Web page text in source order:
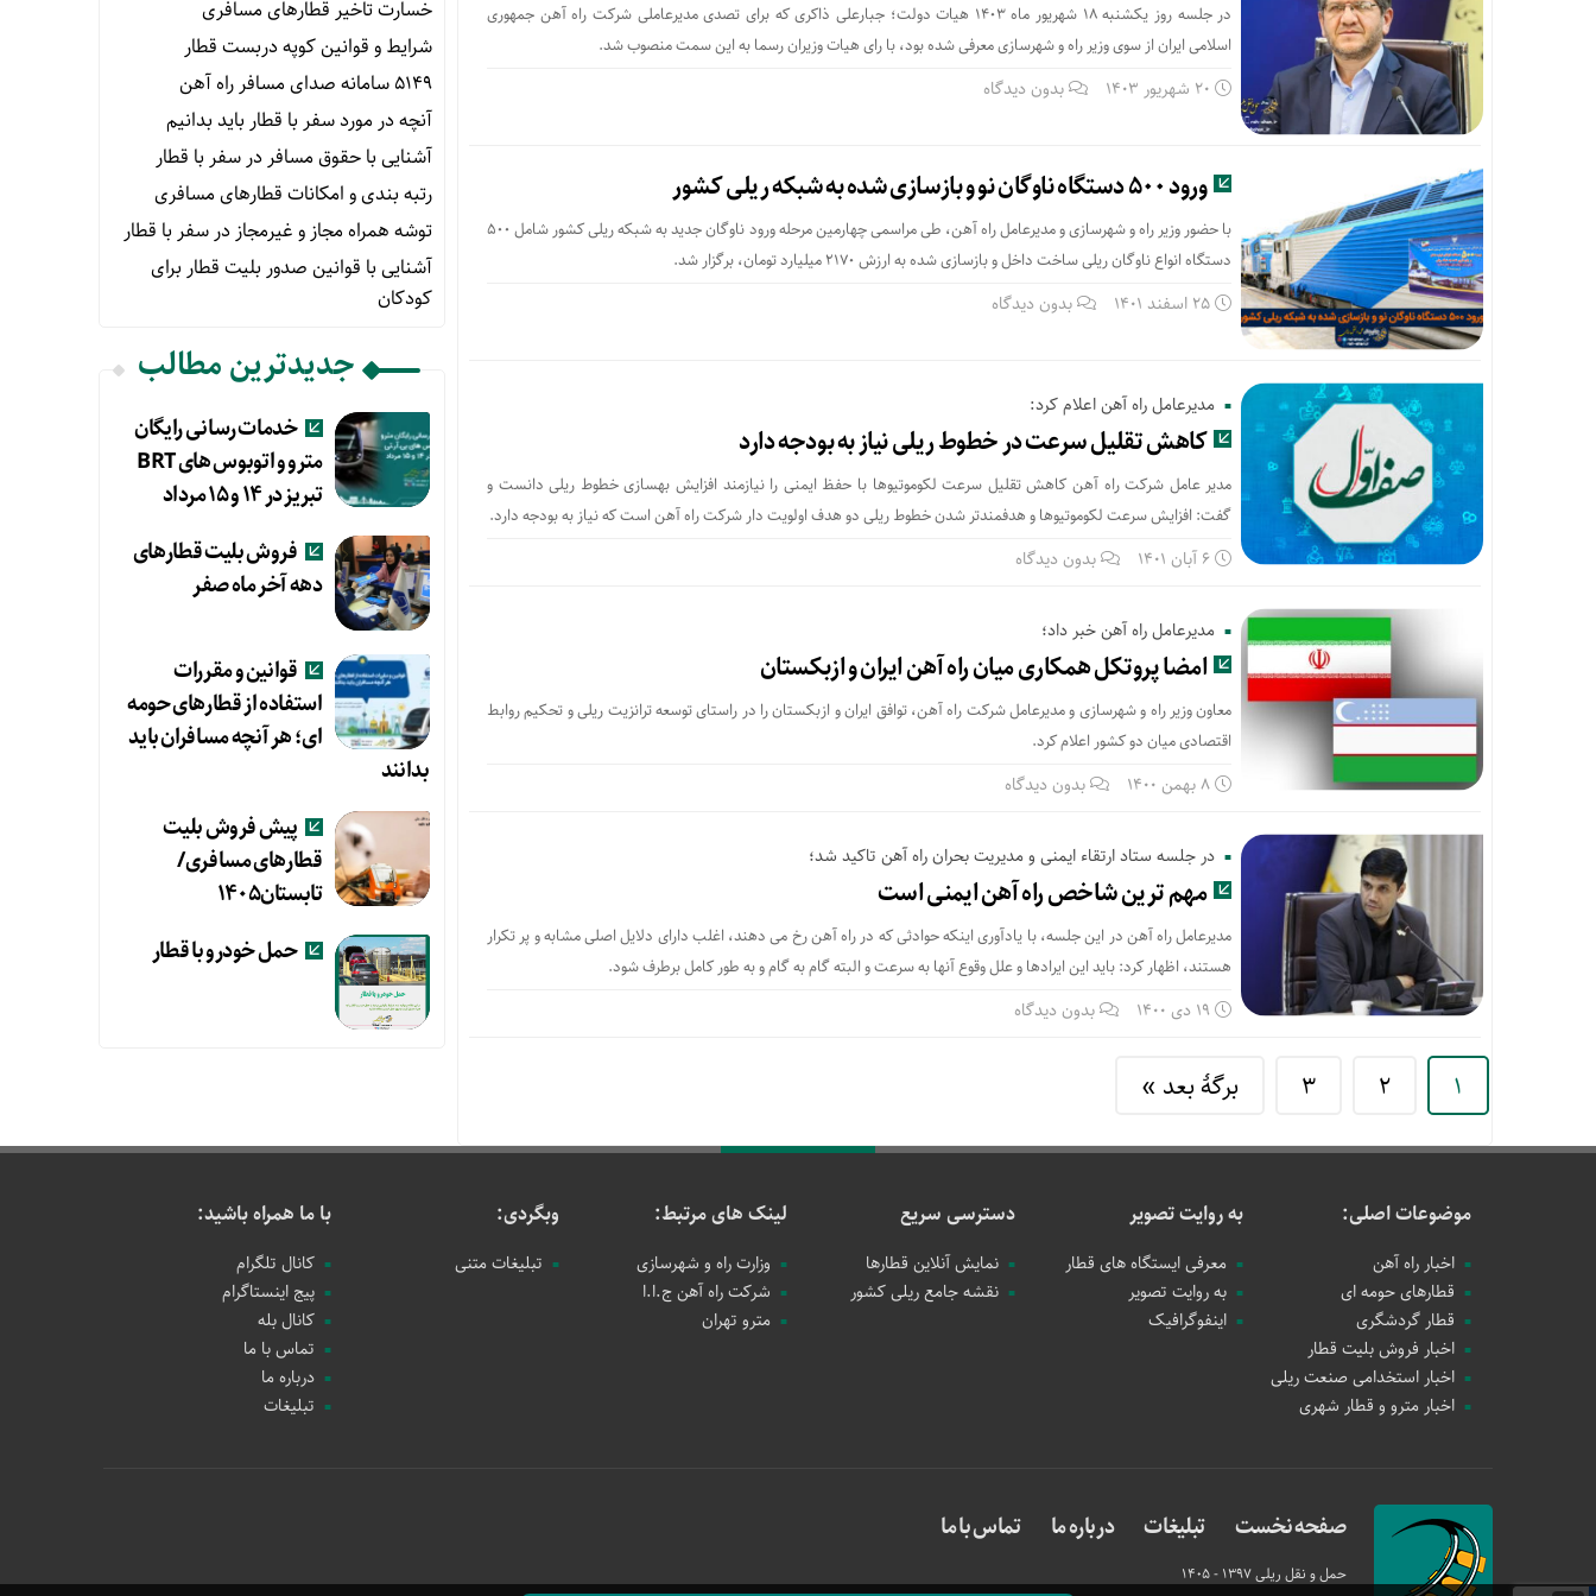
در جلسه روز یکشنبه 18 شهریور ماه 1403 هیات دولت؛ جبارعلی ذاکری که برای تصدی مدیرعاملی شرکت راه آهن جمهوری
اسلامی ایران از سوی وزیر راه و شهرسازی معرفی شده بود، با رای هیات وزیران رسما به این سمت منصوب شد.
20 شهریور 1403 بدون دیدگاه
ورود ۵۰۰ دستگاه ناوگان نو و بازسازی شده به شبکه ریلی کشور
با حضور وزیر راه و شهرسازی و مدیرعامل راه آهن، طی مراسمی چهارمین مرحله ورود ناوگان جدید به شبکه ریلی کشور شامل 500
دستگاه انواع ناوگان ریلی ساخت داخل و بازسازی شده به ارزش 2170 میلیارد تومان، برگزار شد.
25 اسفند 1401 بدون دیدگاه
مدیرعامل راه آهن اعلام کرد:
کاهش تقلیل سرعت در خطوط ریلی نیاز به بودجه دارد
مدیر عامل شرکت راه آهن کاهش تقلیل سرعت لکوموتیوها با حفظ ایمنی را نیازمند افزایش بهسازی خطوط ریلی دانست و
گفت: افزایش سرعت لکوموتیوها و هدفمندتر شدن خطوط ریلی دو هدف اولویت دار شرکت راه آهن است که نیاز به بودجه دارد.
6 آبان 1401 بدون دیدگاه
مدیرعامل راه آهن خبر داد؛
امضا پروتکل همکاری میان راه آهن ایران و ازبکستان
معاون وزیر راه و شهرسازی و مدیرعامل شرکت راه آهن، توافق ایران و ازبکستان را در راستای توسعه ترانزیت ریلی و تحکیم روابط
اقتصادی میان دو کشور اعلام کرد.
8 بهمن 1400 بدون دیدگاه
در جلسه ستاد ارتقاء ایمنی و مدیریت بحران راه آهن تاکید شد؛
مهم ترین شاخص راه آهن ایمنی است
مدیرعامل راه آهن در این جلسه، با یادآوری اینکه حوادثی که در راه آهن رخ می دهند، اغلب دارای دلایل اصلی مشابه و پر تکرار
هستند، اظهار کرد: باید این ایرادها و علل وقوع آنها به سرعت و البته گام به گام و به طور کامل برطرف شود.
19 دی 1400 بدون دیدگاه
1
2
3 برگهٔ بعد »
خسارت تاخیر قطارهای مسافری
شرایط و قوانین کوپه دربست قطار
۵۱۴۹ سامانه صدای مسافر راه آهن
آنچه در مورد سفر با قطار باید بدانیم
آشنایی با حقوق مسافر در سفر با قطار
رتبه بندی و امکانات قطارهای مسافری
توشه همراه مجاز و غیرمجاز در سفر با قطار
آشنایی با قوانین صدور بلیت قطار برای
کودکان
جدیدترین مطالب
خدمات رسانی رایگان
مترو و اتوبوس های BRT
تبریز در ۱۴ و ۱۵ مرداد
فروش بلیت قطارهای
دهه آخر ماه صفر
قوانین و مقررات
استفاده از قطارهای حومه
ای؛ هر آنچه مسافران باید
بدانند
پیش فروش بلیت
قطارهای مسافری/
تابستان۱۴۰۵
حمل خودرو با قطار
موضوعات اصلی:
اخبار راه آهن
قطارهای حومه ای
قطار گردشگری
اخبار فروش بلیت قطار
اخبار استخدامی صنعت ریلی
اخبار مترو و قطار شهری
به روایت تصویر
معرفی ایستگاه های قطار
به روایت تصویر
اینفوگرافیک
دسترسی سریع
نمایش آنلاین قطارها
نقشه جامع ریلی کشور
لینک های مرتبط:
وزارت راه و شهرسازی
شرکت راه آهن ج.ا.ا
مترو تهران
وبگردی:
تبلیغات متنی
با ما همراه باشید:
کانال تلگرام
پیج اینستاگرام
کانال بله
تماس با ما
درباره ما
تبلیغات
صفحه نخست تبلیغات درباره ما تماس با ما
حمل و نقل ریلی1397 - 1405